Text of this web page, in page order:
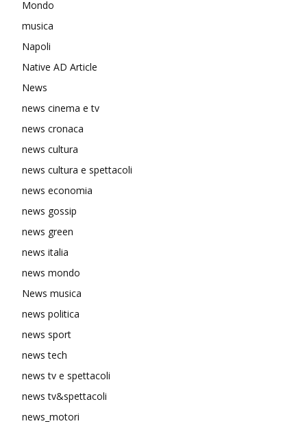
Mondo
musica
Napoli
Native AD Article
News
news cinema e tv
news cronaca
news cultura
news cultura e spettacoli
news economia
news gossip
news green
news italia
news mondo
News musica
news politica
news sport
news tech
news tv e spettacoli
news tv&spettacoli
news_motori